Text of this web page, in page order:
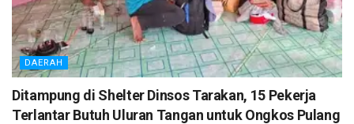
DAERAH
Ditampung di Shelter Dinsos Tarakan, 15 Pekerja
Terlantar Butuh Uluran Tangan untuk Ongkos Pulang